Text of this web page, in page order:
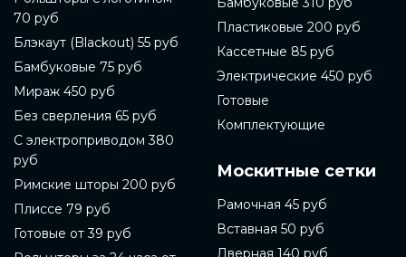
70 руб
Блэкаут (Blackout) 55 руб
Бамбуковые 75 руб
Мираж 450 руб
Без сверления 65 руб
С электроприводом 380
руб
Римские шторы 200 руб
Плиссе 79 руб
Готовые от 39 руб
Пластиковые 200 руб
Кассетные 85 руб
Электрические 450 руб
Готовые
Комплектующие
Москитные сетки
Рамочная 45 руб
Вставная 50 руб
Дверная 140 руб